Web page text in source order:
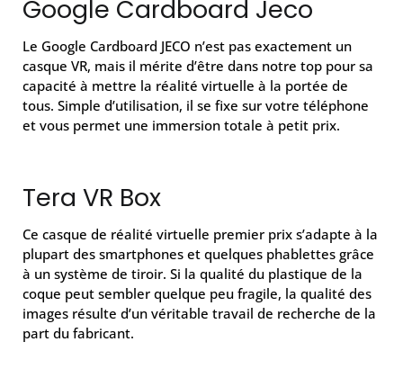
Google Cardboard Jeco
Le Google Cardboard JECO n’est pas exactement un
casque VR, mais il mérite d’être dans notre top pour sa
capacité à mettre la réalité virtuelle à la portée de
tous. Simple d’utilisation, il se fixe sur votre téléphone
et vous permet une immersion totale à petit prix.
Tera VR Box
Ce casque de réalité virtuelle premier prix s’adapte à la
plupart des smartphones et quelques phablettes grâce
à un système de tiroir. Si la qualité du plastique de la
coque peut sembler quelque peu fragile, la qualité des
images résulte d’un véritable travail de recherche de la
part du fabricant.